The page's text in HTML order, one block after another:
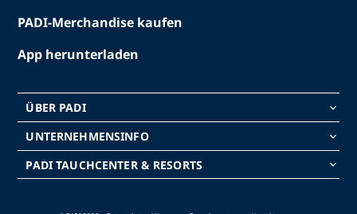
PADI-Merchandise kaufen
App herunterladen
ÜBER PADI keyboard_arrow_down
UNTERNEHMENSINFO keyboard_arrow_down
PADI TAUCHCENTER & RESORTS keyboard_arrow_down